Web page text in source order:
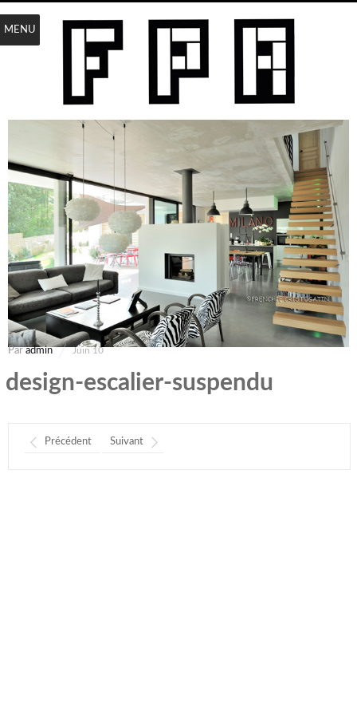
design-escalier-suspendu
Paradmin Juin 10
Précédent Suivant
MENU